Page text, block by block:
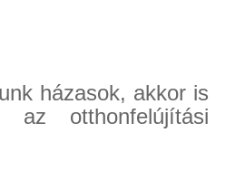
házasok, akkor is
az otthonfelújítási